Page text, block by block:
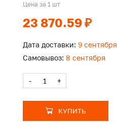
Цена за 1 шт
23 870.59 ₽
Дата доставки: 9 сентября
Самовывоз: 8 сентября
- +
КУПИТЬ